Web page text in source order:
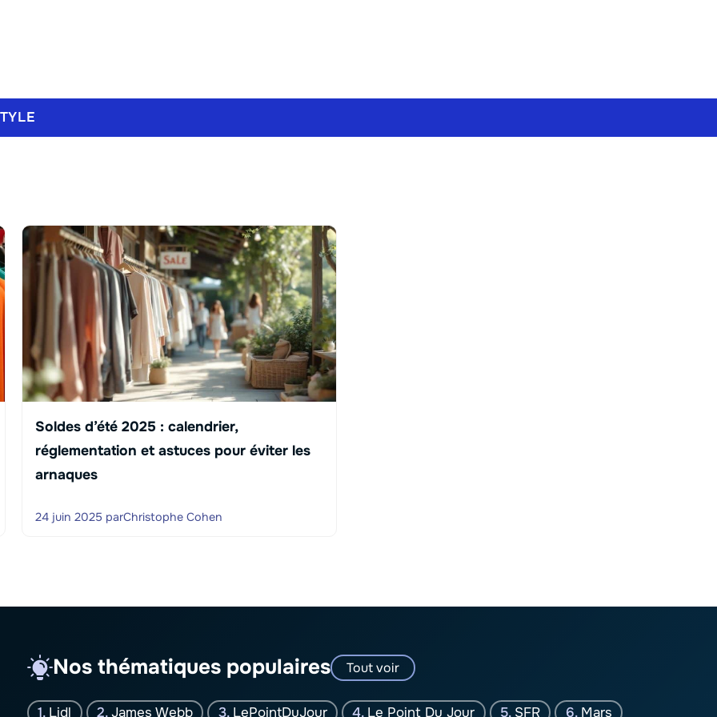
Soldes d’été 2025 : calendrier,
réglementation et astuces pour éviter les
arnaques
24 juin 2025 parChristophe Cohen
Nos thématiques populaires Tout voir
Lidl James Webb LePointDuJour Le Point Du Jour SFR Mars